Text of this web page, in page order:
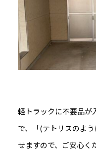
軽トラックに不要品が
で、「(テトリスのよ
せますので、ご安心く